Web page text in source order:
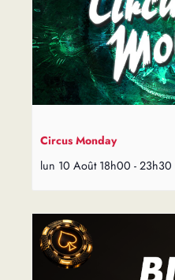
Circus Monday
lun 10 Août 18h00 - 23h30